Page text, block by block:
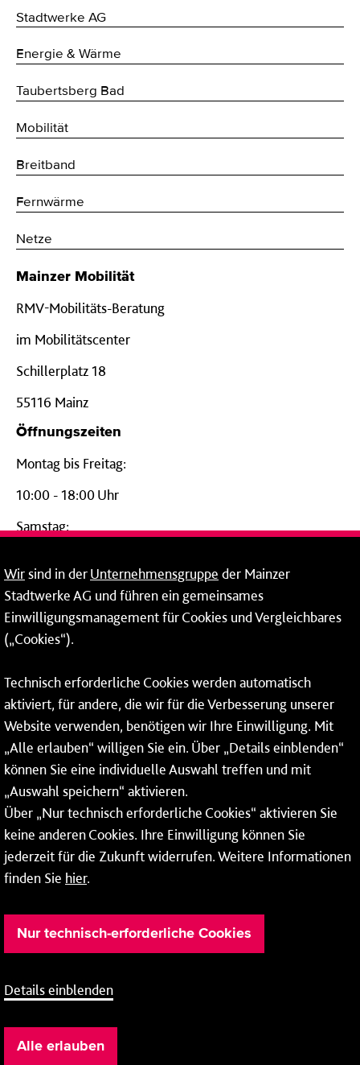
Stadtwerke AG
Energie & Wärme
Taubertsberg Bad
Mobilität
Breitband
Fernwärme
Netze
Mainzer Mobilität
RMV-Mobilitäts-Beratung
im Mobilitätscenter
Schillerplatz 18
55116 Mainz
Öffnungszeiten
Montag bis Freitag:
10:00 - 18:00 Uhr
Samstag:
24-Stunden-Telefon*
06131 – 12 77 77
Fax: 06131 – 12 66 66
* Montags bis freitags bis 7 und ab 18 Uhr sowie an
Wochenenden und Feiertagen ganztags werden Ihre
Anrufe je nach Themenauswahl an ein Callcenter des
RMV oder von nextbike weitergeleitet. Dort erhalten Sie
ausschließlich Auskünfte zum Fahrplan bzw. zu
meinRad.
Wirsind in derUnternehmensgruppe der Mainzer
Stadtwerke AG und führen ein gemeinsames
Einwilligungsmanagement für Cookies und Vergleichbares
(„Cookies“).
Technisch erforderliche Cookies werden automatisch
aktiviert, für andere, die wir für die Verbesserung unserer
Website verwenden, benötigen wir Ihre Einwilligung. Mit
„Alle erlauben“ willigen Sie ein. Über „Details einblenden“
können Sie eine individuelle Auswahl treffen und mit
„Auswahl speichern“ aktivieren.
Über „Nur technisch erforderliche Cookies“ aktivieren Sie
keine anderen Cookies. Ihre Einwilligung können Sie
jederzeit für die Zukunft widerrufen. Weitere Informationen
finden Sie hier.
Nur technisch-erforderliche Cookies
Details einblenden
Alle erlauben